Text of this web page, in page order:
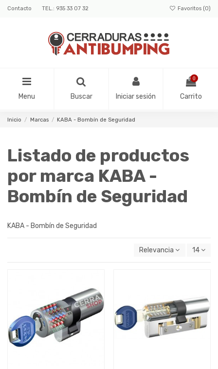
Contacto TEL.: 935 33 07 32 Favoritos (0)
Menu Buscar Iniciar sesión
0
Carrito
Inicio Marcas KABA - Bombín de Seguridad
Listado de productos
por marca KABA -
Bombín de Seguridad
KABA - Bombín de Seguridad
Relevancia 14